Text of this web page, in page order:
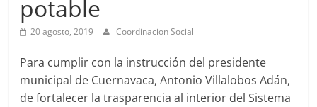
Alcantarillado
Municipio
de
Cuernavaca
potable
20 agosto, 2019 Coordinacion Social
Para cumplir con la instrucción del presidente
municipal de Cuernavaca, Antonio Villalobos Adán,
de fortalecer la trasparencia al interior del Sistema